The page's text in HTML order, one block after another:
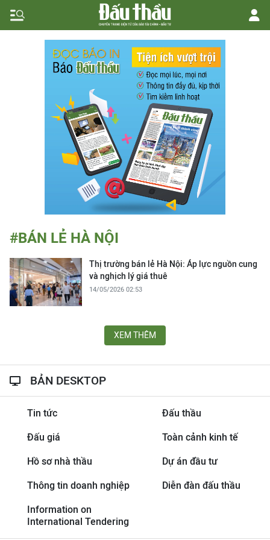
#BÁN LẺ HÀ NỘI
Thị trường bán lẻ Hà Nội: Áp lực nguồn cung
và nghịch lý giá thuê
14/05/2026 02:53
XEM THÊM
BẢN DESKTOP
Tin tức Đấu thầu
Đấu giá Toàn cảnh kinh tế
Hồ sơ nhà thầu Dự án đầu tư
Thông tin doanh nghiệp Diễn đàn đấu thầu
Information on
International Tendering